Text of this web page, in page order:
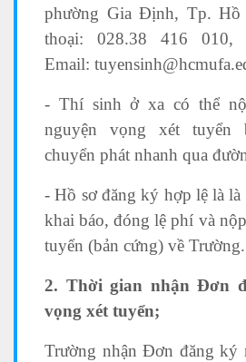
phường Gia Định, Tp.
thoại: 028.38 416 010,
Email:
- Thí sinh ở xa có thể
nguyện vọng xét tuyển
chuyển phát nhanh qua
- Hồ sơ đăng ký hợp lệ là là
khai báo, đóng lệ phí và
tuyển (bản cứng) về Trường.
2. Thời gian nhận Đơn
vọng xét tuyển;
Trường nhận Đơn đăng ký